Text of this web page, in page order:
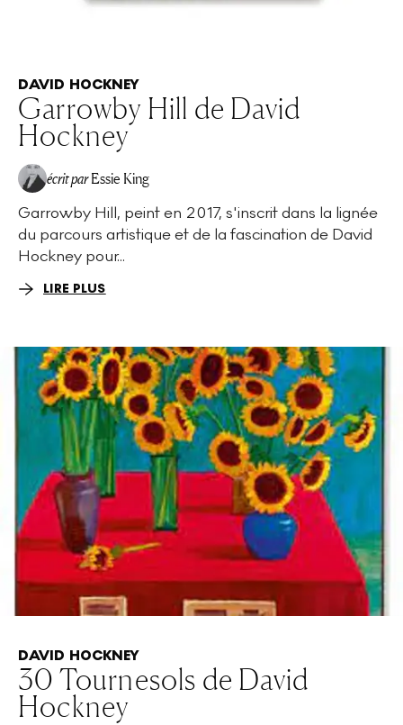
DAVID HOCKNEY
Garrowby Hill de David
Hockney
écrit par Essie King
Garrowby Hill, peint en 2017, s'inscrit dans la lignée
du parcours artistique et de la fascination de David
Hockney pour...
LIRE PLUS
DAVID HOCKNEY
30 Tournesols de David
Hockney